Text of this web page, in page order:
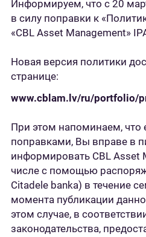
Информируем, что с 20
в силу поправки к
«CBL Asset Management»
Новая версия политики
странице:
www.cblam.lv/ru/portfolio/
При этом напоминаем, что
поправками, Вы вправе в
информировать CBL Asset
числе с помощью
Citadele banka) в течение
момента публикации
этом случае, в
законодательства,